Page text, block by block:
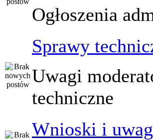
Ogłoszenia
Sprawy
Uwagi
techniczne
Wnioski i